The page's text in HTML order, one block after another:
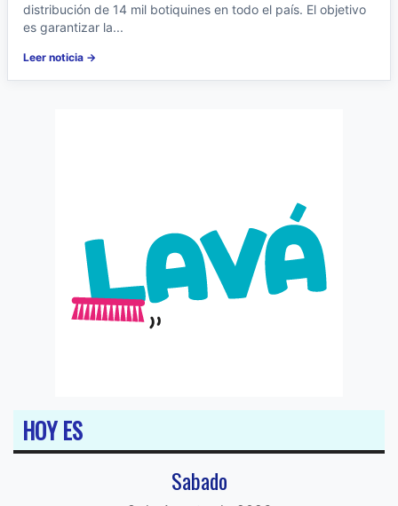
distribución de 14 mil botiquines en todo el país. El objetivo
es garantizar la...
Leer noticia →
HOY ES
Sabado